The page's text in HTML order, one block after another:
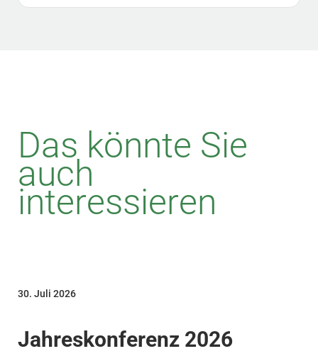
Das könnte Sie
auch
interessieren
Jahreskonferenz 2026
30. Juli 2026